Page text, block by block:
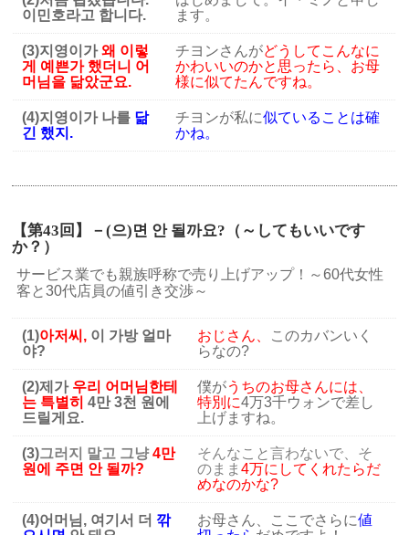
이민호라고 합니다.
ます。
(3)지영이가왜 이렇
게 예쁜가 했더니 어
머님을 닮았군요.
チヨンさんがどうしてこんなに
かわいいのかと思ったら、お母
様に似てたんですね。
(4)지영이가 나를 닮
긴 했지.
チヨンが私に似ていることは確
かね。
【第43回】－(으)면 안 될까요?（～してもいいです
か？）
サービス業でも親族呼称で売り上げアップ！～60代女性
客と30代店員の値引き交渉～
(1)아저씨, 이 가방 얼마
야?
おじさん、 このカバンいく
らなの?
(2)제가 우리 어머님한테
는 특별히 4만 3천 원에
드릴게요.
僕がうちのお母さんには、
特別に4万3千ウォンで差し
上げますね。
(3)그러지 말고 그냥4만
원에 주면 안 될까?
そんなこと言わないで、そ
のまま4万にしてくれたらだ
めなのかな?
(4)어머님, 여기서 더 깎
お母さん、ここでさらに値